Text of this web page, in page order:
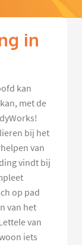
in
kan
met de
bij het
van
vindt bij
op pad
van het
van
iets